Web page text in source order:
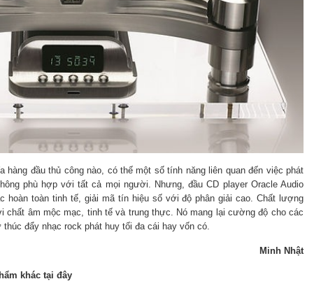
đầu thủ công nào, có thế một số tính năng liên quan đến việc phát
phù hợp với tất cả mọi người. Nhưng, đầu CD player Oracle Audio
hoàn toàn tinh tế, giải mã tín hiệu số với độ phân giải cao. Chất lượng
chất âm mộc mạc, tinh tế và trung thực. Nó mang lại cường độ cho các
đẩy nhạc rock phát huy tối đa cái hay vốn có.
Minh Nhật
khác tại đây